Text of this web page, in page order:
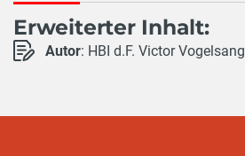
Erweiterter Inhalt:
Autor: HBI d.F. Victor Vogelsang